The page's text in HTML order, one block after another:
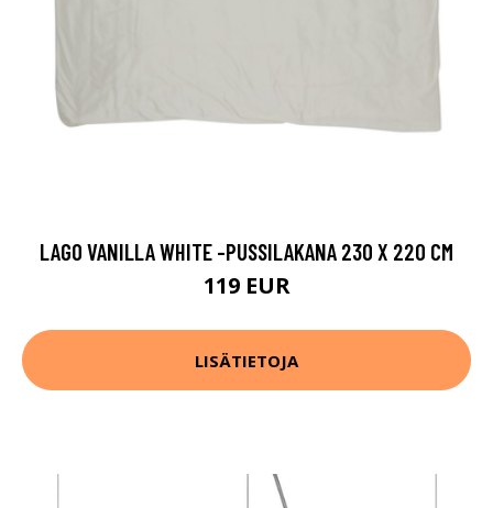
LAGO VANILLA WHITE -PUSSILAKANA 230 X 220 CM
119 EUR
LISÄTIETOJA